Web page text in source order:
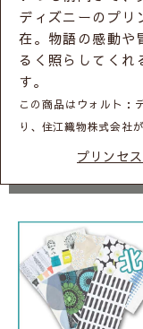
ディズニーのプリ
在。物語の感動や
るく照らしてくれ
す。
この商品はウォルト：
り、住江織物株式会社
プリンセ